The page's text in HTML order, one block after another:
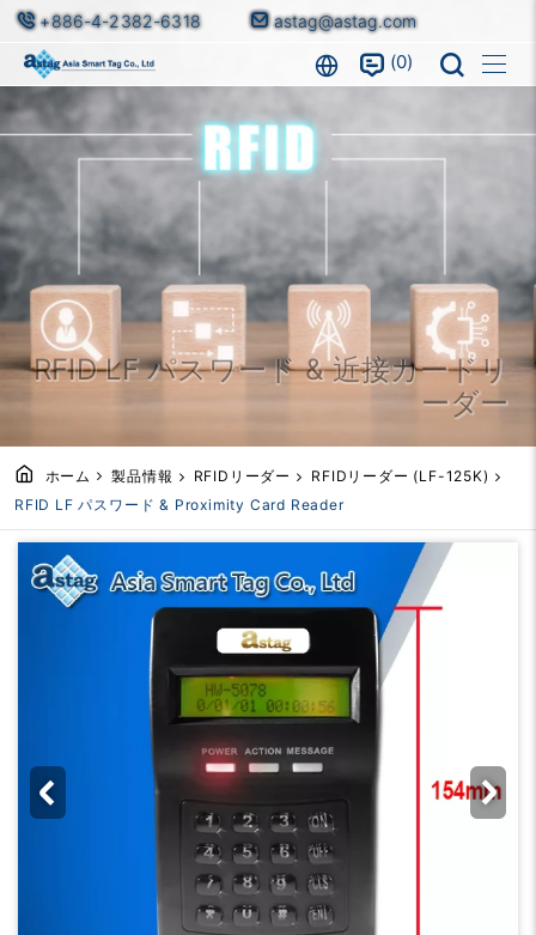
+886-4-2382-6318 astag@astag.com
0
RFID LF パスワード & 近接カードリ
ーダー
ホーム 製品情報 RFIDリーダー
RFIDリーダー (LF-125K)
RFID LF パスワード & Proximity Card Reader